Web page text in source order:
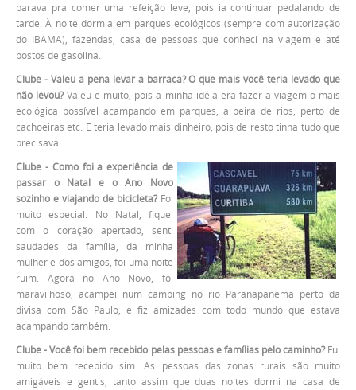
parava pra comer uma refeição leve, pois ia continuar pedalando de
tarde. À noite dormia em parques ecológicos (sempre com autorização
do IBAMA), fazendas, casa de pessoas que conheci na viagem e até
postos de gasolina.
Clube - Valeu a pena levar a barraca? O que mais você teria levado que
não levou?Valeu e muito, pois a minha idéia era fazer a viagem o mais
ecológica possível acampando em parques, a beira de rios, perto de
cachoeiras etc. E teria levado mais dinheiro, pois de resto tinha tudo que
precisava.
Clube - Como foi a experiência de
passar o Natal e o Ano Novo
sozinho e viajando de bicicleta? Foi
muito especial. No Natal, fiquei
com o coração apertado, senti
saudades da família, da minha
mulher e dos amigos, foi uma noite
ruim. Agora no Ano Novo, foi
maravilhoso, acampei num camping no rio Paranapanema perto da
divisa com São Paulo, e fiz amizades com todo mundo que estava
acampando também.
Clube - Você foi bem recebido pelas pessoas e famílias pelo caminho?Fui
muito bem recebido sim. As pessoas das zonas rurais são muito
amigáveis e gentis, tanto assim que duas noites dormi na casa de